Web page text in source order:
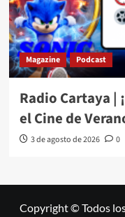
Magazine Podcast
Radio Cartaya |
el Cine de
3 de agosto de 2026 0
Copyright © Todos